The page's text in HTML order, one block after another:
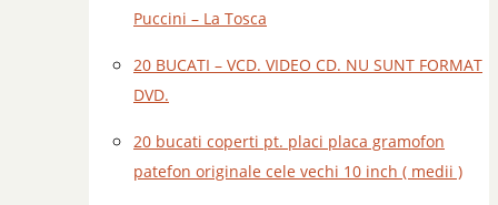
Puccini – La Tosca
20 BUCATI – VCD. VIDEO CD. NU SUNT FORMAT
DVD.
20 bucati coperti pt. placi placa gramofon
patefon originale cele vechi 10 inch ( medii )